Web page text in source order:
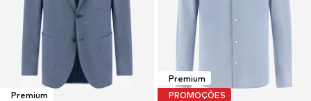
Premium
Premium
PROMOÇÕES